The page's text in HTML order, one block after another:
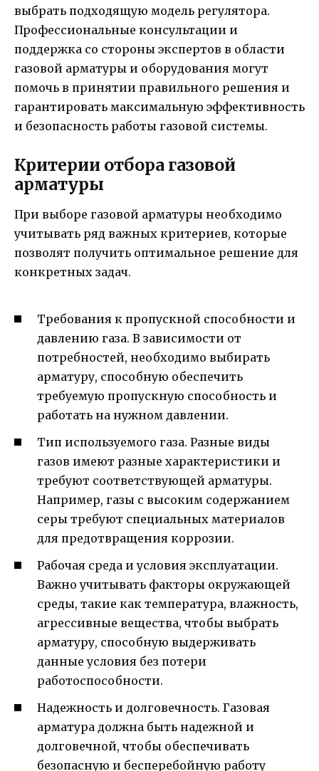
выбрать подходящую модель регулятора.
Профессиональные консультации и
поддержка со стороны экспертов в области
газовой арматуры и оборудования могут
помочь в принятии правильного решения и
гарантировать максимальную эффективность
и безопасность работы газовой системы.
Критерии отбора газовой
арматуры
При выборе газовой арматуры необходимо
учитывать ряд важных критериев, которые
позволят получить оптимальное решение для
конкретных задач.
Требования к пропускной способности и
давлению газа. В зависимости от
потребностей, необходимо выбирать
арматуру, способную обеспечить
требуемую пропускную способность и
работать на нужном давлении.
Тип используемого газа. Разные виды
газов имеют разные характеристики и
требуют соответствующей арматуры.
Например, газы с высоким содержанием
серы требуют специальных материалов
для предотвращения коррозии.
Рабочая среда и условия эксплуатации.
Важно учитывать факторы окружающей
среды, такие как температура, влажность,
агрессивные вещества, чтобы выбрать
арматуру, способную выдерживать
данные условия без потери
работоспособности.
Надежность и долговечность. Газовая
арматура должна быть надежной и
долговечной, чтобы обеспечивать
безопасную и бесперебойную работу